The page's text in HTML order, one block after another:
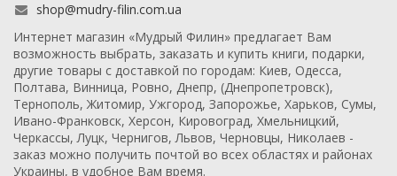
shop@mudry-filin.com.ua
Интернет магазин «Мудрый Филин» предлагает Вам
возможность выбрать, заказать и купить книги, подарки,
другие товары с доставкой по городам: Киев, Одесса,
Полтава, Винница, Ровно, Днепр, (Днепропетровск),
Тернополь, Житомир, Ужгород, Запорожье, Харьков, Сумы,
Ивано-Франковск, Херсон, Кировоград, Хмельницкий,
Черкассы, Луцк, Чернигов, Львов, Черновцы, Николаев -
заказ можно получить почтой во всех областях и районах
Украины, в удобное Вам время.